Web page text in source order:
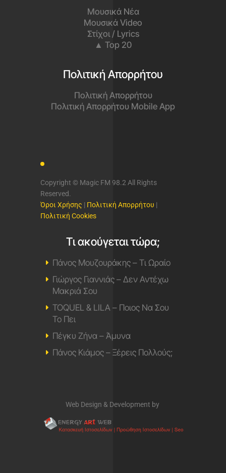
Μουσικά Νέα
Μουσικά Video
Στίχοι / Lyrics
▲ Top 20
Πολιτική Απορρήτου
Πολιτική Απορρήτου
Πολιτική Απορρήτου Mobile App
Copyright © Magic FM 98.2 All Rights
Reserved.
Όροι Χρήσης | Πολιτική Απορρήτου |
Πολιτική Cookies
Τι ακούγεται τώρα;
Πάνος Μουζουράκης – Τι Ωραίο
Γιώργος Γιαννιάς – Δεν Αντέχω
Μακριά Σου
TOQUEL & LILA – Ποιος Να Σου
Το Πει
Πέγκυ Ζήνα – Άμυνα
Πάνος Κιάμος – Ξέρεις Πολλούς;
Web Design & Development by